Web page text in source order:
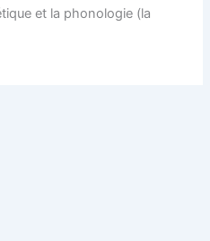
et la phonologie (la